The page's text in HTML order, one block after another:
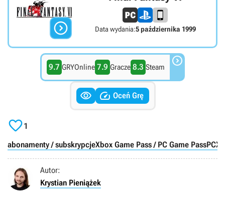
 Data wydania:5 października 1999
9.7 GRYOnline 7.9 Gracze 8.3 Steam 
  Oceń Grę
1
abonamenty / subskrypcjeXbox Game Pass / PC Game PassPC
Autor:
Krystian Pieniążek